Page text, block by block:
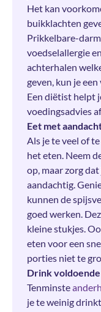
Het kan
buikklachten
Prikkelbare-
voedselallergie
achterhalen
geven, kun je
Een diëtist helpt
voedingsadvies
Eet met
Als je te veel of
het eten. Neem
op, maar zorg
aandachtig.
kunnen de
goed werken.
kleine stukjes.
eten voor een
porties niet te
Drink voldoende
Tenminste
je te weinig